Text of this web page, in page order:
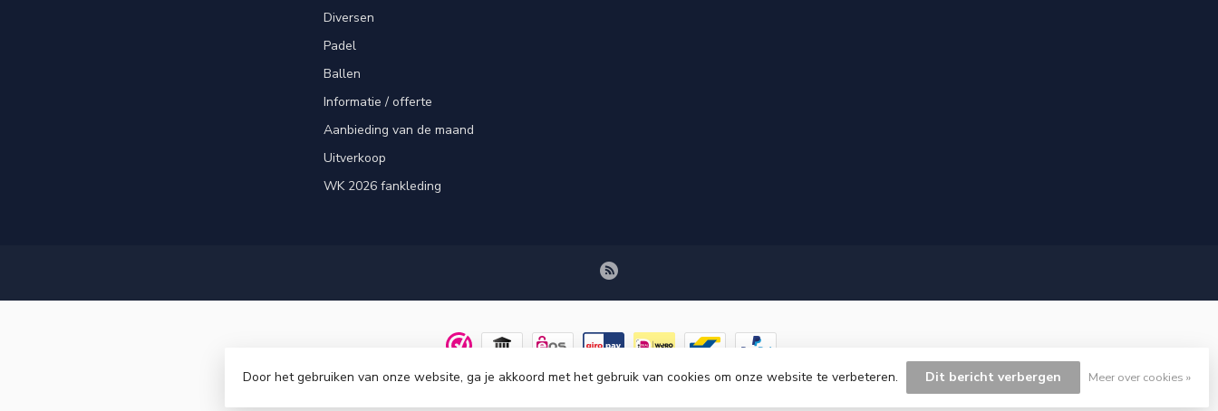
Diversen
Padel
Ballen
Informatie / offerte
Aanbieding van de maand
Uitverkoop
WK 2026 fankleding
© Copyright 2026 Tenuetje.nl
Door het gebruiken van onze website, ga je akkoord met het gebruik van cookies om onze website te verbeteren. Dit bericht verbergen Meer over cookies »